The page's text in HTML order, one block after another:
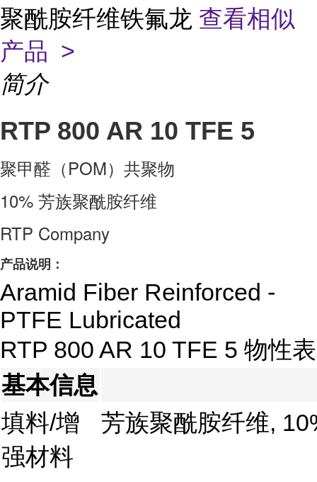
聚酰胺纤维铁氟龙 查看相似
产品 >
简介
RTP 800 AR 10 TFE 5
聚甲醛（POM）共聚物
10% 芳族聚酰胺纤维
RTP Company
产品说明：
Aramid Fiber Reinforced -
PTFE Lubricated
RTP 800 AR 10 TFE 5 物性表
基本信息
填料/增
强材料
芳族聚酰胺纤维,